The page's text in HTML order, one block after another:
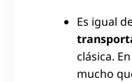
Es igual
clásica.
mucho